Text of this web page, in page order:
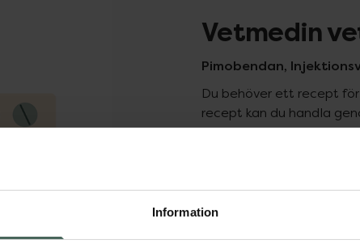
Information
Vetmedin
Pimobendan,
Du behöver ett recept
recept kan du handla